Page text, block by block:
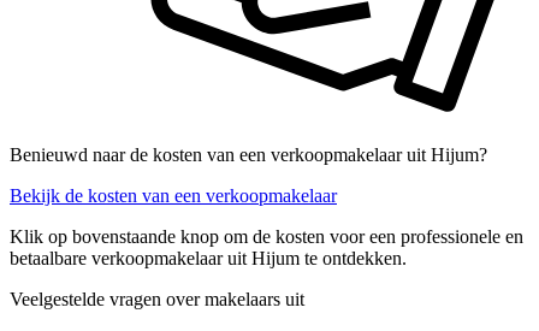
Benieuwd naar de kosten van een verkoopmakelaar uit Hijum?
Bekijk de kosten van een verkoopmakelaar
Klik op bovenstaande knop om de kosten voor een professionele en
betaalbare verkoopmakelaar uit Hijum te ontdekken.
Veelgestelde vragen over makelaars uit